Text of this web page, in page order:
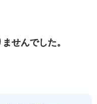
せんでした。